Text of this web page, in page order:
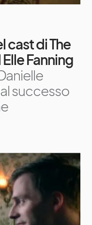
cast di The
Fanning
successo